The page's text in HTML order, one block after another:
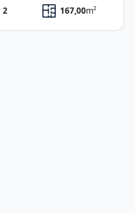
2 167,00m²